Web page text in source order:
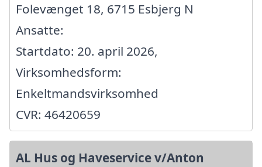
Folevænget 18, 6715 Esbjerg N
Ansatte:
Startdato: 20. april 2026,
Virksomhedsform:
Enkeltmandsvirksomhed
CVR: 46420659
AL Hus og Haveservice v/Anton